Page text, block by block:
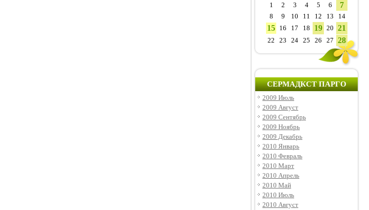
1
2 3 4 5 6 7
8 9 10 11 12 13 14
15 16 17 18 19 20 21
22 23 24 25 26 27 28
СЕРМАДКСТ ПАРГО
2009 Июль
2009 Август
2009 Сентябрь
2009 Ноябрь
2009 Декабрь
2010 Январь
2010 Февраль
2010 Март
2010 Апрель
2010 Май
2010 Июль
2010 Август